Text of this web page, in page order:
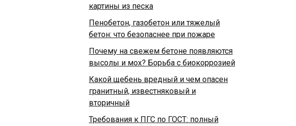
картины из песка
Пенобетон, газобетон или тяжелый
бетон: что безопаснее при пожаре
Почему на свежем бетоне появляются
высолы и мох? Борьба с биокоррозией
Какой щебень вредный и чем опасен
гранитный, известняковый и
вторичный
Требования к ПГС по ГОСТ: полный